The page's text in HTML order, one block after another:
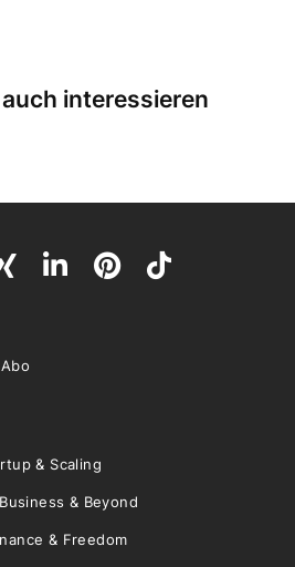
interessieren
Abo
& Scaling
Business & Beyond
& Freedom